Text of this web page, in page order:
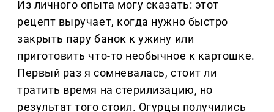
Из личного опыта могу сказать: этот
рецепт выручает, когда нужно быстро
закрыть пару банок к ужину или
приготовить что-то необычное к картошке.
Первый раз я сомневалась, стоит ли
тратить время на стерилизацию, но
результат того стоил. Огурцы получились